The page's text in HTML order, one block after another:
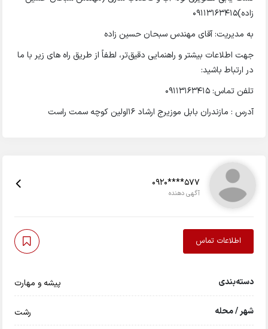
زاده)۰۹۱۱۳۱۶۳۴۱۵
به مدیریت: آقای مهندس سبحان حسین زاده
جهت اطلاعات بیشتر و راهنمایی دقیق‌تر، لطفاً از طریق راه های زیر با ما
در ارتباط باشید:
تلفن تماس: 09113163415
آدرس : مازندران بابل موزیرج ارشاد ۱۶اولین کوچه سمت راست
0920****577
آگهی دهنده
اطلاعات تماس
دسته‌بندی پیشه و مهارت
شهر / محله رشت